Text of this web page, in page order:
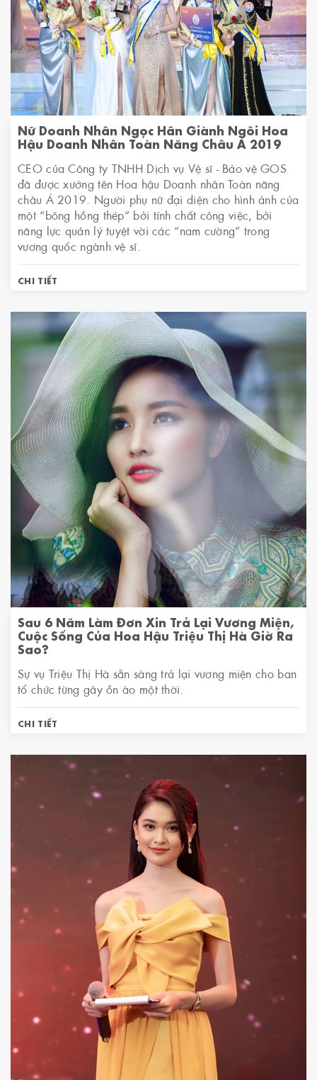
Nữ Doanh Nhân Ngọc Hân Giành Ngôi Hoa
Hậu Doanh Nhân Toàn Năng Châu Á 2019
CEO của Công ty TNHH Dịch vụ Vệ sĩ - Bảo vệ GOS
đã được xướng tên Hoa hậu Doanh nhân Toàn năng
châu Á 2019. Người phụ nữ đại diện cho hình ảnh của
một “bông hồng thép” bởi tính chất công việc, bởi
năng lực quản lý tuyệt vời các “nam cường” trong
vương quốc ngành vệ sĩ.
CHI TIẾT
Sau 6 Năm Làm Đơn Xin Trả Lại Vương Miện,
Cuộc Sống Của Hoa Hậu Triệu Thị Hà Giờ Ra
Sao?
Sự vụ Triệu Thị Hà sẵn sàng trả lại vương miện cho ban
tổ chức từng gây ồn ào một thời.
CHI TIẾT